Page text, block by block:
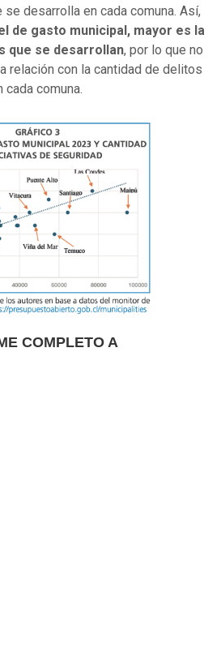
se desarrolla en cada comuna. Así,
de gasto municipal, mayor es la
que se desarrollan, por lo que no
relación con la cantidad de delitos
cada comuna.
COMPLETO A